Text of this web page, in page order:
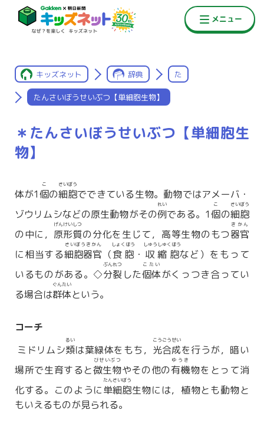
キッズネット 辞典 た
たんさいぼうせいぶつ【単細胞生物】
＊たんさいぼうせいぶつ【単細胞生
物】
体が1個
こ
の細胞
さいぼう
でできている生物。動物ではアメーバ・
ゾウリムシなどの原生動物がその例
れい
である。1個
こ
の細胞
さいぼう
の中に， 原形質
げんけいしつ
の分化を生じて，高等生物のもつ器官
きかん
に相当する細胞器官
さいぼうきかん
（食胞
しょくほう
・ 収縮胞
しゅうしゅくほう
など）をもって
いるものがある。◇分裂
ぶんれつ
した個体
こたい
がくっつき合ってい
る場合は群体
ぐんたい
という。
コーチ
ミドリムシ類
るい
は葉緑体をもち， 光合成
こうごうせい
を行うが，暗い
場所で生育すると微生物
びせいぶつ
やその他の有機
ゆうき
物をとって消
化する。このように単細胞
たんさいぼう
生物には，植物とも動物と
もいえるものが見られる。